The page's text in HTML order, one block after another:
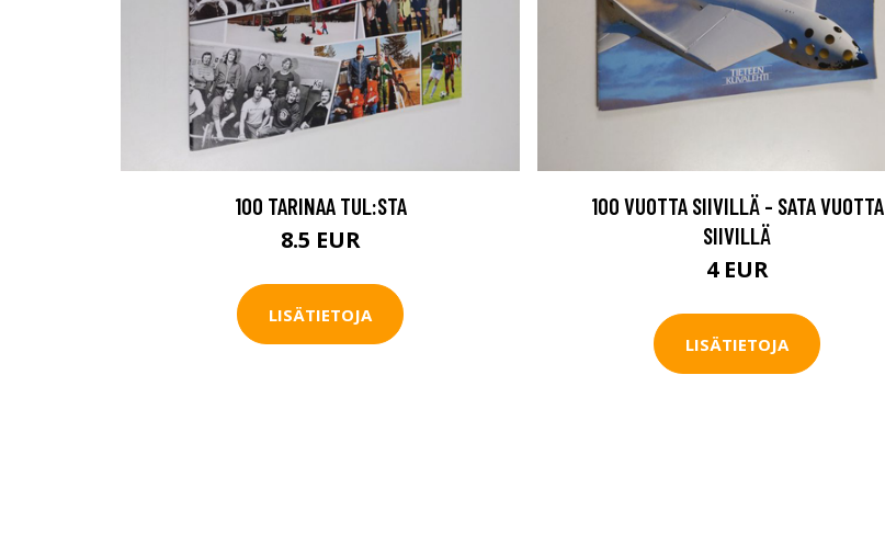
100 TARINAA TUL:STA
8.5 EUR
LISÄTIETOJA
100 VUOTTA SIIVILLÄ - SATA VUOTTA
SIIVILLÄ
4 EUR
LISÄTIETOJA